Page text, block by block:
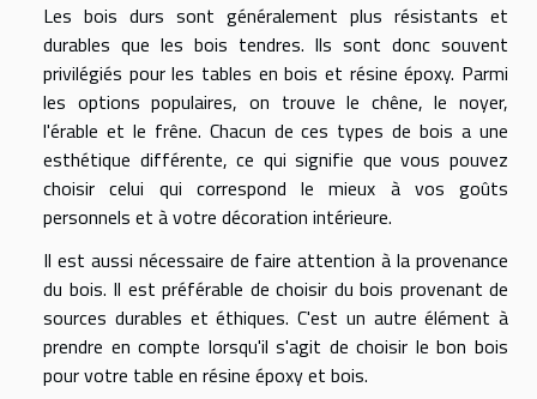
Les bois durs sont généralement plus résistants et
durables que les bois tendres. Ils sont donc souvent
privilégiés pour les tables en bois et résine époxy. Parmi
les options populaires, on trouve le chêne, le noyer,
l'érable et le frêne. Chacun de ces types de bois a une
esthétique différente, ce qui signifie que vous pouvez
choisir celui qui correspond le mieux à vos goûts
personnels et à votre décoration intérieure.
Il est aussi nécessaire de faire attention à la provenance
du bois. Il est préférable de choisir du bois provenant de
sources durables et éthiques. C'est un autre élément à
prendre en compte lorsqu'il s'agit de choisir le bon bois
pour votre table en résine époxy et bois.